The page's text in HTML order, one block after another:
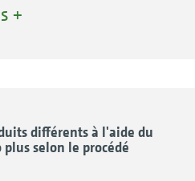
se retrouvent dans
la trémie de 110 l
de remplissage
+
différents à l'aide du
selon le procédé